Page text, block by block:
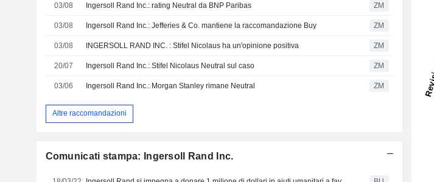
03/08 Ingersoll Rand Inc.: rating Neutral da BNP Paribas ZM
03/08 Ingersoll Rand Inc.: Jefferies & Co. mantiene la raccomandazione Buy ZM
03/08 INGERSOLL RAND INC. : Stifel Nicolaus ha un'opinione positiva ZM
20/07 Ingersoll Rand Inc.: Stifel Nicolaus Neutral sul caso ZM
03/06 Ingersoll Rand Inc.: Morgan Stanley rimane Neutral ZM
Altre raccomandazioni
Comunicati stampa: Ingersoll Rand Inc.